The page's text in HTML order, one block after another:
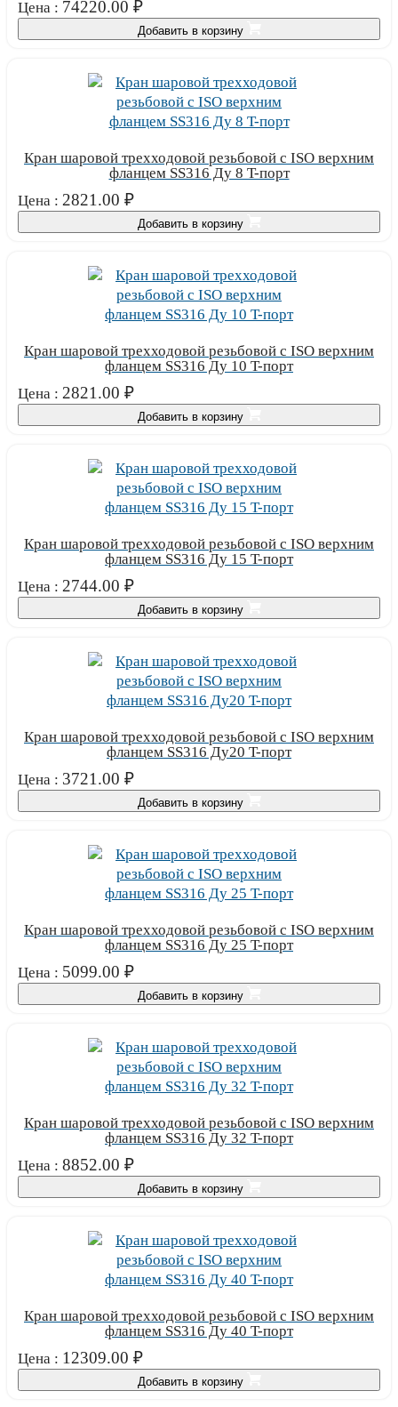
Цена : 74220.00 ₽
Добавить в корзину
Кран шаровой трехходовой резьбовой с ISO верхним
фланцем SS316 Ду 8 T-порт
Цена : 2821.00 ₽
Добавить в корзину
Кран шаровой трехходовой резьбовой с ISO верхним
фланцем SS316 Ду 10 T-порт
Цена : 2821.00 ₽
Добавить в корзину
Кран шаровой трехходовой резьбовой с ISO верхним
фланцем SS316 Ду 15 T-порт
Цена : 2744.00 ₽
Добавить в корзину
Кран шаровой трехходовой резьбовой с ISO верхним
фланцем SS316 Ду20 T-порт
Цена : 3721.00 ₽
Добавить в корзину
Кран шаровой трехходовой резьбовой с ISO верхним
фланцем SS316 Ду 25 T-порт
Цена : 5099.00 ₽
Добавить в корзину
Кран шаровой трехходовой резьбовой с ISO верхним
фланцем SS316 Ду 32 T-порт
Цена : 8852.00 ₽
Добавить в корзину
Кран шаровой трехходовой резьбовой с ISO верхним
фланцем SS316 Ду 40 T-порт
Цена : 12309.00 ₽
Добавить в корзину